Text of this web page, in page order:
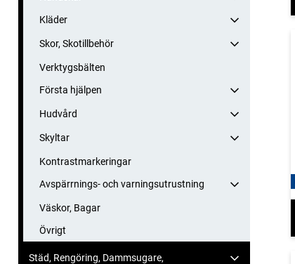
Kläder
Skor, Skotillbehör
Verktygsbälten
Första hjälpen
Hudvård
Skyltar
Kontrastmarkeringar
Avspärrnings- och varningsutrustning
Väskor, Bagar
Övrigt
Städ, Rengöring, Dammsugare,